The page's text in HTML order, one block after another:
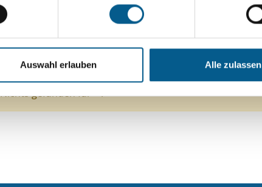
Auswahl erlauben Alle zulassen
Filter:
Kunst & Kultur
Themen: Denkmalschutz
Ländliche Entwicklung
Alle Filter entfernen
Nichts gefunden für "".